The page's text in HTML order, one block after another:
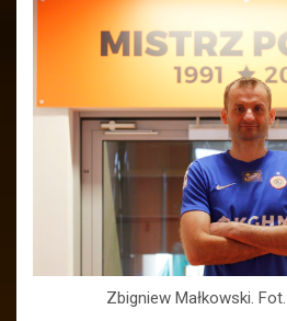
Zbigniew Małkowski.